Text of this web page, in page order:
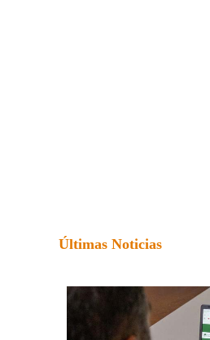
Últimas Noticias